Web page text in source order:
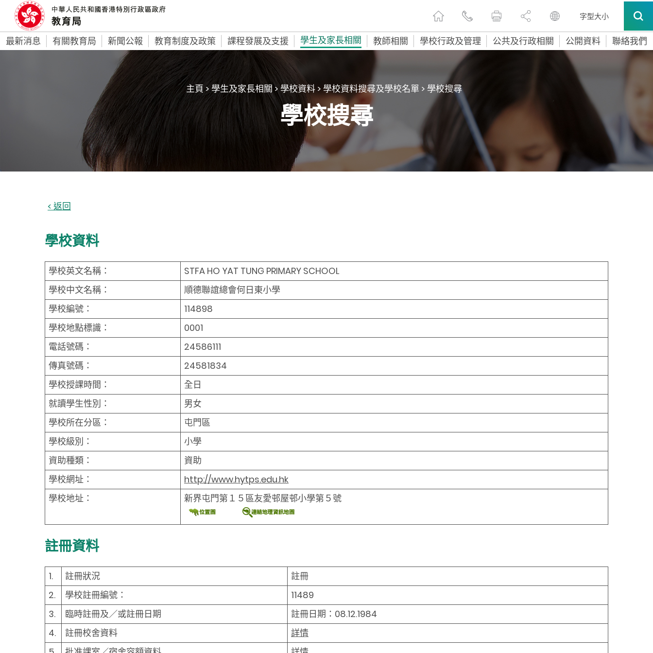
字型大小
最新消息 有關教育局 新聞公報 教育制度及政策 課程發展及支援 學生及家長相關 教師相關 學校行政及管理 公共及行政相關 公開資料 聯絡我們
主頁>學生及家長相關> 學校資料> 學校資料搜尋及學校名單 > 學校搜尋
學校搜尋
學校資料
學校英文名稱：
STFA HO YAT TUNG PRIMARY SCHOOL
學校中文名稱：
順德聯誼總會何日東小學
學校編號：
114898
學校地點標識：
0001
電話號碼：
24586111
傳真號碼：
24581834
學校授課時間：
全日
就讀學生性別：
男女
學校所在分區：
屯門區
學校級別：
小學
資助種類：
資助
學校網址：
http://www.hytps.edu.hk
學校地址：
新界屯門第１５區友愛邨屋邨小學第５號
註冊資料
1. 註冊狀況
註冊
2.
學校註冊編號：
11489
3.
臨時註冊及／或註冊日期
註冊日期：08.12.1984
4.
註冊校舍資料
詳情